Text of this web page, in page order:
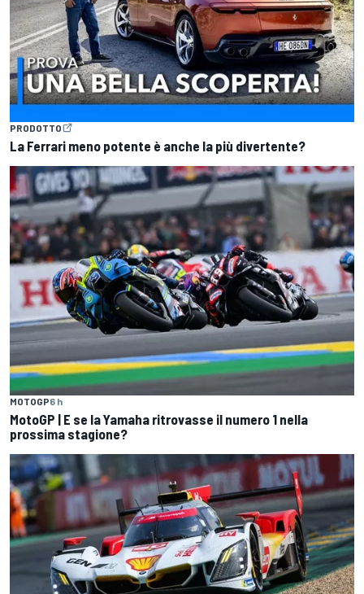
PRODOTTO
La Ferrari meno potente è anche la più divertente?
MOTOGP6 h
MotoGP | E se la Yamaha ritrovasse il numero 1 nella
prossima stagione?